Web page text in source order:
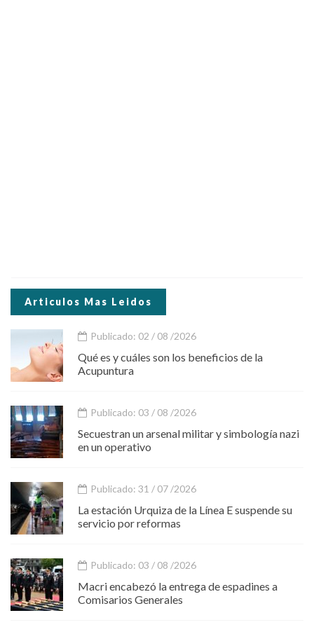
Articulos Mas Leidos
Publicado: 02 / 08 /2026
Qué es y cuáles son los beneficios de la
Acupuntura
Publicado: 03 / 08 /2026
Secuestran un arsenal militar y simbología nazi
en un operativo
Publicado: 31 / 07 /2026
La estación Urquiza de la Línea E suspende su
servicio por reformas
Publicado: 03 / 08 /2026
Macri encabezó la entrega de espadines a
Comisarios Generales